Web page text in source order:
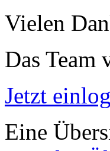
Vielen
Das Team
Jetzt
Eine